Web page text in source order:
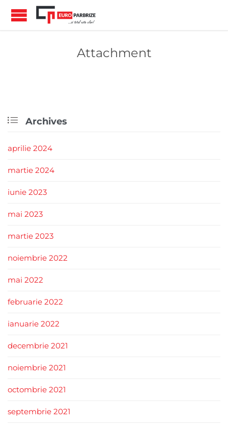
Attachment
 Archives
aprilie 2024
martie 2024
iunie 2023
mai 2023
martie 2023
noiembrie 2022
mai 2022
februarie 2022
ianuarie 2022
decembrie 2021
noiembrie 2021
octombrie 2021
septembrie 2021